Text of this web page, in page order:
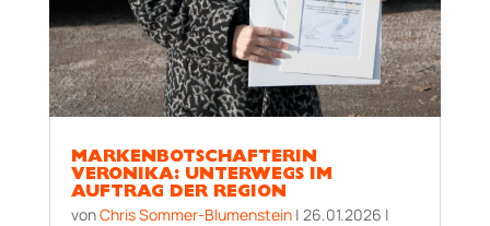
MARKENBOTSCHAFTERIN
VERONIKA: UNTERWEGS IM
AUFTRAG DER REGION
vonChris Sommer-Blumenstein| 26.01.2026 |